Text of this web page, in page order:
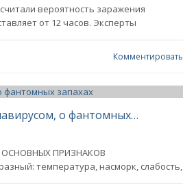
вероятность заражения
от 12 часов. Эксперты
Комментировать
«Еда пахнет хлоркой»: Люди, переболевшие коронавирусом, о фантомных запахах
ОСНОВНЫХ ПРИЗНАКОВ
температура, насморк, слабость,